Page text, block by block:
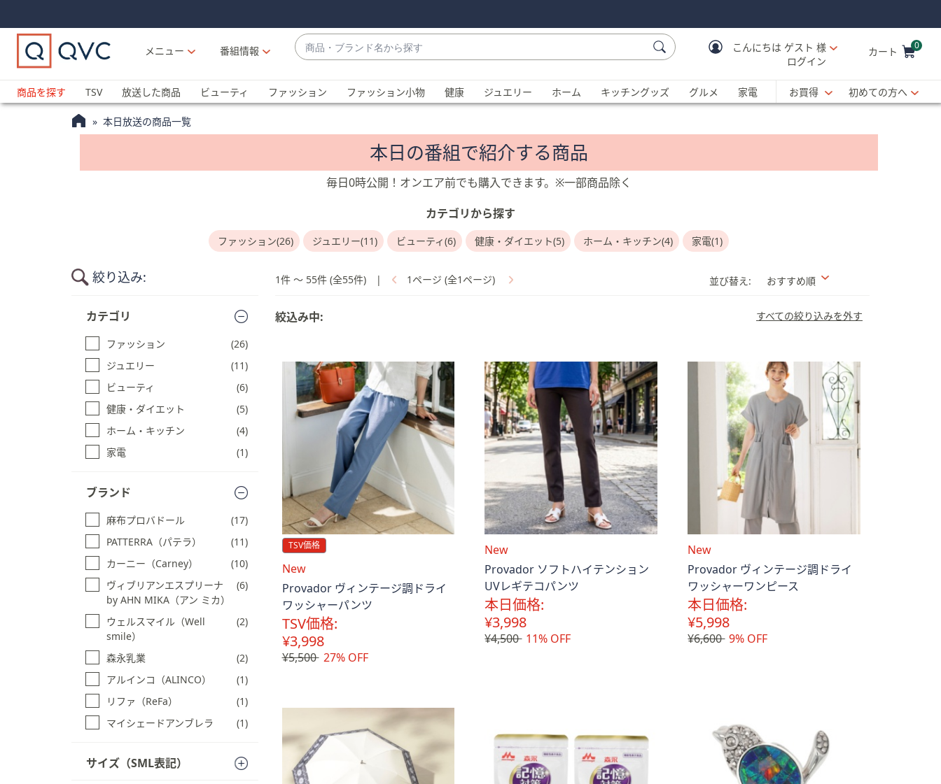
Links
Links2
メニュー
番組情報
商
品・
ラ
ン
補
が
用
能
上
下
矢
キ
た
は
タ
ッ
ス
で
左
右
に
ス
ワ
イ
プ
し
覧
き
ま
す。
こんにちは ゲスト 様
ログイン
カート 0
商品を探す
TSV 放送した商品 ビューティ ファッション ファッション小物 健康 ジュエリー ホーム キッチングッズ グルメ 家電 お買得 初めての方へ
本日放送の商品一覧
本日の番組で紹介する商品
毎日0時公開！オンエア前でも購入できます。※一部商品除く
カテゴリから探す
ファッション(26) ジュエリー(11) ビューティ(6) 健康・ダイエット(5) ホーム・キッチン(4) 家電(1)
絞り込み:
カテゴリ
ファッション
(26)
ジュエリー
(11)
ビューティ
(6)
健康・ダイエット
(5)
ホーム・キッチン
(4)
家電
(1)
ブランド
麻布プロバドール
(17)
PATTERRA（パテラ）
(11)
カーニー（Carney）
(10)
ヴィブリアンエスプリーナ
by AHN MIKA（アン ミカ）
(6)
ウェルスマイル（Well
smile）
(2)
森永乳業
(2)
アルインコ（ALINCO）
(1)
リファ（ReFa）
(1)
マイシェードアンブレラ
(1)
サイズ（SML表記）
1件 〜 55件 (全55件) | 1ページ (全1ページ) 並び替え: おすすめ順
すべての絞り込みを外す
絞込み中:
TSV価格
New
Provador ヴィンテージ調ドライ
ワッシャーパンツ
TSV価格:
¥3,998
¥5,500 27% OFF
New
Provador ソフトハイテンション
UVレギテコパンツ
本日価格:
¥3,998
¥4,500 11% OFF
New
Provador ヴィンテージ調ドライ
ワッシャーワンピース
本日価格:
¥5,998
¥6,600 9% OFF